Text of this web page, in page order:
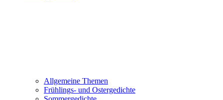
Allgemeine Themen
Frühlings- und Ostergedichte